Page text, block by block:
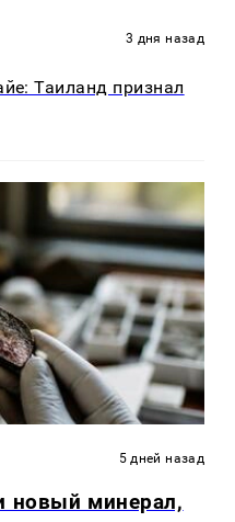
3 дня назад
Таиланд признал
5 дней назад
новый минерал,